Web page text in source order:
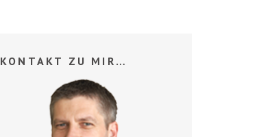
KONTAKT ZU MIR…